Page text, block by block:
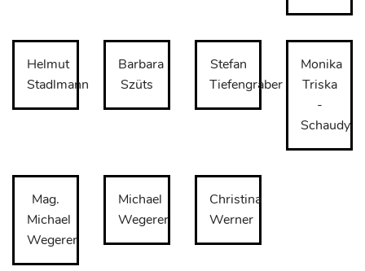
Helmut
Stadlmann
Barbara
Szüts
Stefan
Tiefengraber
Monika
Triska
-
Schaudy
Mag.
Michael
Wegerer
Michael
Wegerer
Christina
Werner